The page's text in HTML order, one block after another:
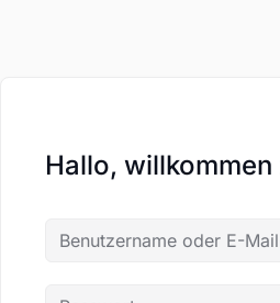
Hallo, willkommen